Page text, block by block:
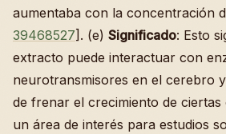
aumentaba con la concentración
39468527]. (e) Significado: Esto
extracto puede interactuar con
neurotransmisores en el cerebro
de frenar el crecimiento de ciertas
un área de interés para estudios